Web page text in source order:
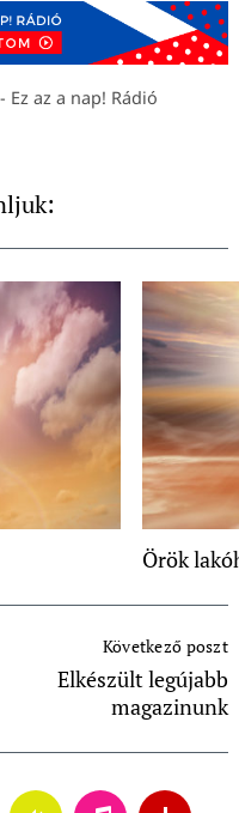
az a nap! Rádió
Örök
Következő poszt
Elkészült legújabb
magazinunk